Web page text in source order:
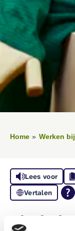
Home Werken bij
Lees voor
Vertalen
’thuis is opnieuw